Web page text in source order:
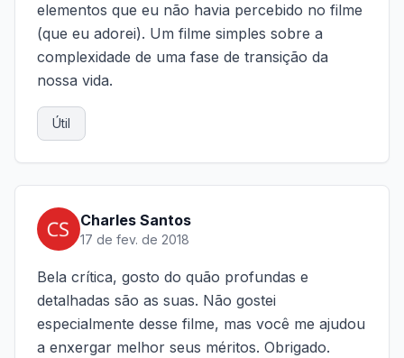
elementos que eu não havia percebido no filme
(que eu adorei). Um filme simples sobre a
complexidade de uma fase de transição da
nossa vida.
Útil
Charles Santos
17 de fev. de 2018
Bela crítica, gosto do quão profundas e
detalhadas são as suas. Não gostei
especialmente desse filme, mas você me ajudou
a enxergar melhor seus méritos. Obrigado.